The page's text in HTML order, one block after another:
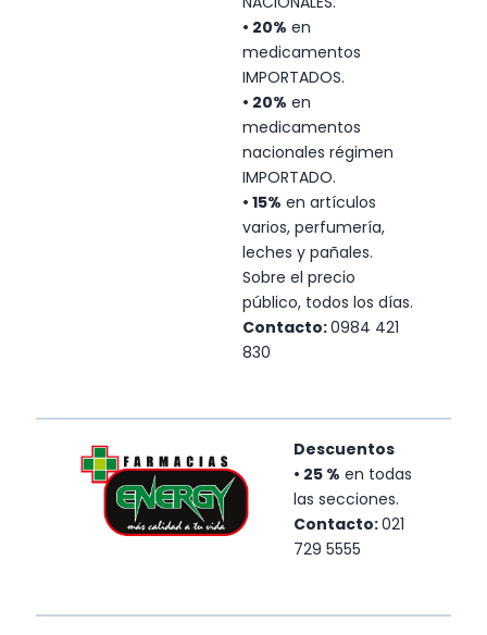
• 20% en
medicamentos
IMPORTADOS.
• 20% en
medicamentos
nacionales régimen
IMPORTADO.
• 15% en artículos
varios, perfumería,
leches y pañales.
Sobre el precio
público, todos los días.
Contacto:0984 421
830
Descuentos
• 25 % en todas
las secciones.
Contacto:021
729 5555